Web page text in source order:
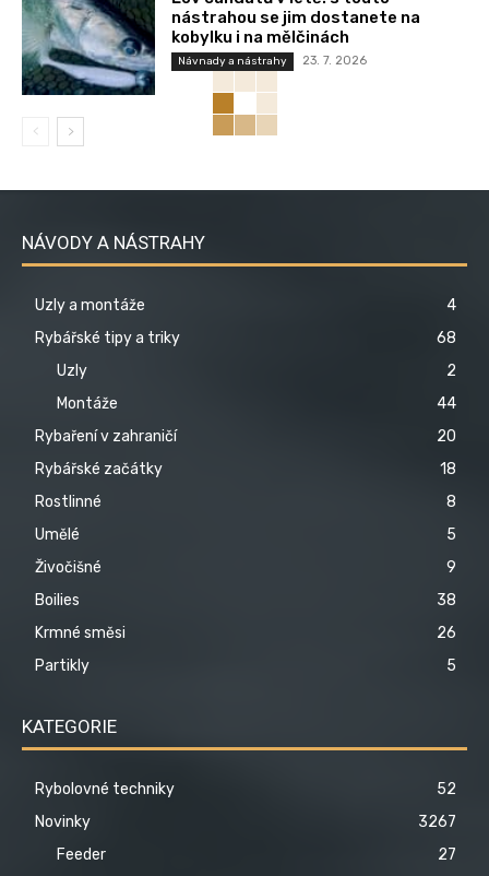
nástrahou se jim dostanete na
kobylku i na mělčinách
Návnady a nástrahy 23. 7. 2026
NÁVODY A NÁSTRAHY
Uzly a montáže
4
Rybářské tipy a triky
68
Uzly
2
Montáže
44
Rybaření v zahraničí
20
Rybářské začátky
18
Rostlinné
8
Umělé
5
Živočišné
9
Boilies
38
Krmné směsi
26
Partikly
5
KATEGORIE
Rybolovné techniky
52
Novinky
3267
Feeder
27